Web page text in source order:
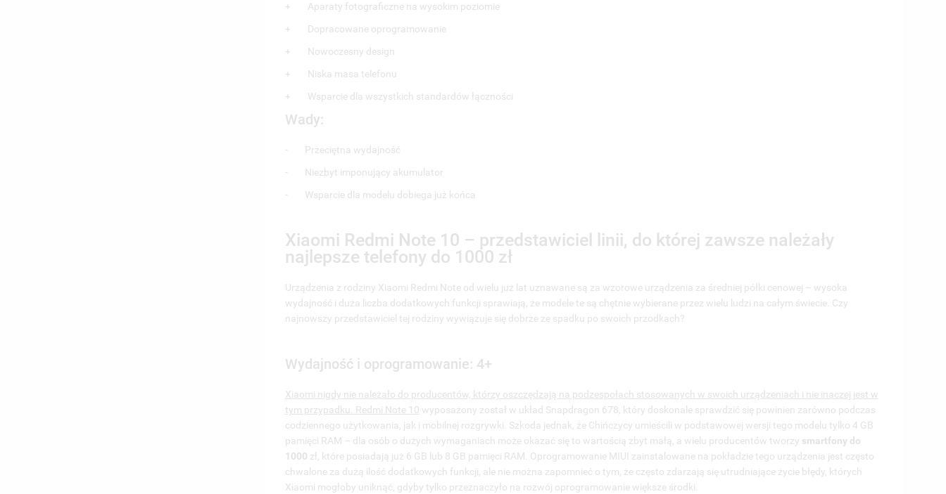
+
Aparaty fotograficzne na wysokim poziomie
+
Dopracowane oprogramowanie
+
Nowoczesny design
+
Niska masa telefonu
+
Wsparcie dla wszystkich standardów łączności
Wady:
-
Przeciętna wydajność
-
Niezbyt imponujący akumulator
-
Wsparcie dla modelu dobiega już końca
Xiaomi Redmi Note 10 – przedstawiciel linii, do której zawsze należały
najlepsze telefony do 1000 zł
Urządzenia z rodziny Xiaomi Redmi Note od wielu już lat uznawane są za wzorowe urządzenia za średniej półki cenowej – wysoka
wydajność i duża liczba dodatkowych funkcji sprawiają, że modele te są chętnie wybierane przez wielu ludzi na całym świecie. Czy
najnowszy przedstawiciel tej rodziny wywiązuje się dobrze ze spadku po swoich przodkach?
Wydajność i oprogramowanie: 4+
Xiaomi nigdy nie należało do producentów, którzy oszczędzają na podzespołach stosowanych w swoich urządzeniach i nie inaczej jest w
tym przypadku. Redmi Note 10 wyposażony został w układ Snapdragon 678, który doskonale sprawdzić się powinien zarówno podczas
codziennego użytkowania, jak i mobilnej rozgrywki. Szkoda jednak, że Chińczycy umieścili w podstawowej wersji tego modelu tylko 4 GB
pamięci RAM – dla osób o dużych wymaganiach może okazać się to wartością zbyt małą, a wielu producentów tworzy smartfony do
1000 zł, które posiadają już 6 GB lub 8 GB pamięci RAM. Oprogramowanie MIUI zainstalowane na pokładzie tego urządzenia jest często
chwalone za dużą ilość dodatkowych funkcji, ale nie można zapomnieć o tym, że często zdarzają się utrudniające życie błędy, których
Xiaomi mogłoby uniknąć, gdyby tylko przeznaczyło na rozwój oprogramowanie większe środki.
MOJE LISTY ŻYCZEŃ
add_circle_outline UTWÓRZ NOWĄ LISTĘ
((MODALTITLE))
((CONFIRMMESSAGE))
((CANCELTEXT)) ((MODALDELETETEXT))
NAZWA LISTY ŻYCZEŃ
ZALOGUJ SIĘ
MUSISZ BYĆ ZALOGOWANY BY ZAPISAĆ PRODUKTY NA SWOJEJ LIŚCIE
ANULUJ ZALOGUJ SIĘ